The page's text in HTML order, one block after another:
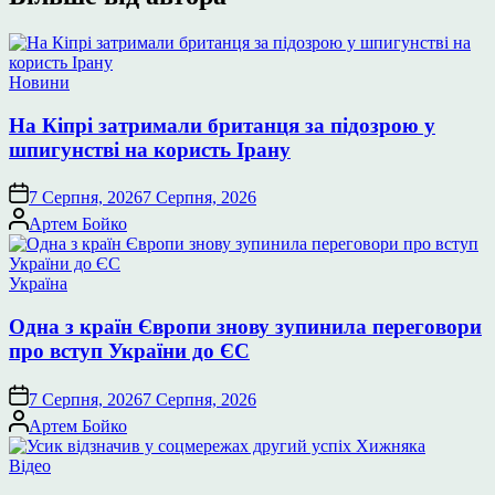
Опублікувати
Новини
На Кіпрі затримали британця за підозрою у
шпигунстві на користь Ірану
7 Серпня, 20267 Серпня, 2026
Опубліковано
Артем Бойко
Опублікувати
Україна
Одна з країн Європи знову зупинила переговори
про вступ України до ЄС
7 Серпня, 20267 Серпня, 2026
Опубліковано
Артем Бойко
Опублікувати
Відео